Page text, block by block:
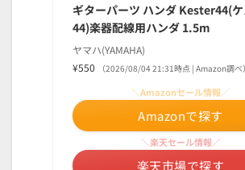
ギターパーツ ハンダ Kester44(
44)楽器配線用ハンダ 1.5m
ヤマハ(YAMAHA)
¥550
（2026/08/04 21:31時点 | Amazon調べ）
＼Amazonセール情報／
Amazonで探す
＼楽天セール情報／
楽天市場で探す